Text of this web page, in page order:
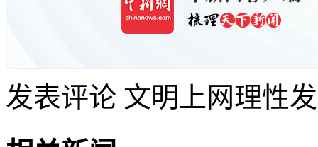
发表评论 文明上网理性